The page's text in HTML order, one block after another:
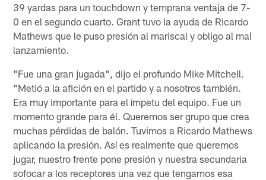
39 yardas para un touchdown y temprana ventaja de 7-
0 en el segundo cuarto. Grant tuvo la ayuda de Ricardo
Mathews que le puso presión al mariscal y obligo al mal
lanzamiento.
"Fue una gran jugada", dijo el profundo Mike Mitchell.
"Metió a la afición en el partido y a nosotros también.
Era muy importante para el ímpetu del equipo. Fue un
momento grande para él. Queremos ser grupo que crea
muchas pérdidas de balón. Tuvimos a Ricardo Mathews
aplicando la presión. Así es realmente que queremos
jugar, nuestro frente pone presión y nuestra secundaria
sofocar a los receptores una vez que tengamos esa